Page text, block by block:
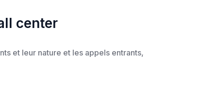
center
et leur nature et les appels entrants,